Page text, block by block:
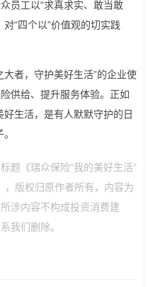
员工以“求真求实、敢当敢
“四个以”价值观的切实践
者，守护美好生活”的企业使
供给、提升服务体验。正如
生活，是有人默默守护的日
题《瑞众保险“我的美好生活”
版权归原作者所有，内容为
涉内容不构成投资消费建
我们删除。